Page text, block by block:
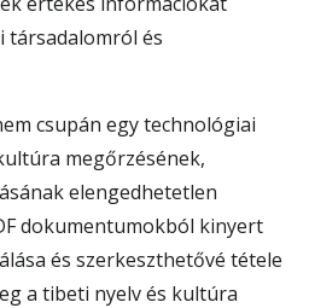
és
csupán egy technológiai
megőrzésének,
elengedhetetlen
dokumentumokból kinyert
és szerkeszthetővé tétele
a tibeti nyelv és kultúra